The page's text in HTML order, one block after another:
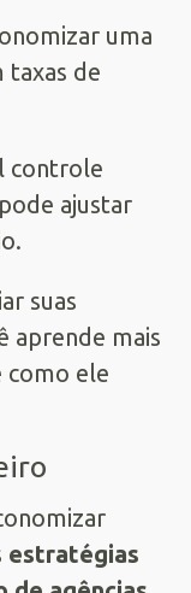
uma
taxas de
controle
ajustar
suas
aprende mais
como ele
estratégias